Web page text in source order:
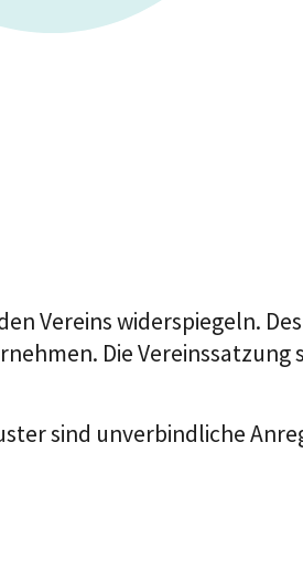
Vereins widerspiegeln.
Die
sind unverbindliche